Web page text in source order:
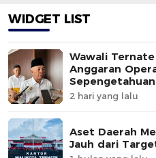
WIDGET LIST
Wawali
Anggaran
2 hari yang lalu
Aset Daerah
Jauh dari